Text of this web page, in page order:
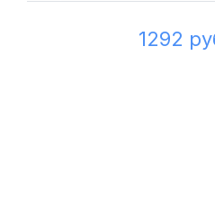
1292